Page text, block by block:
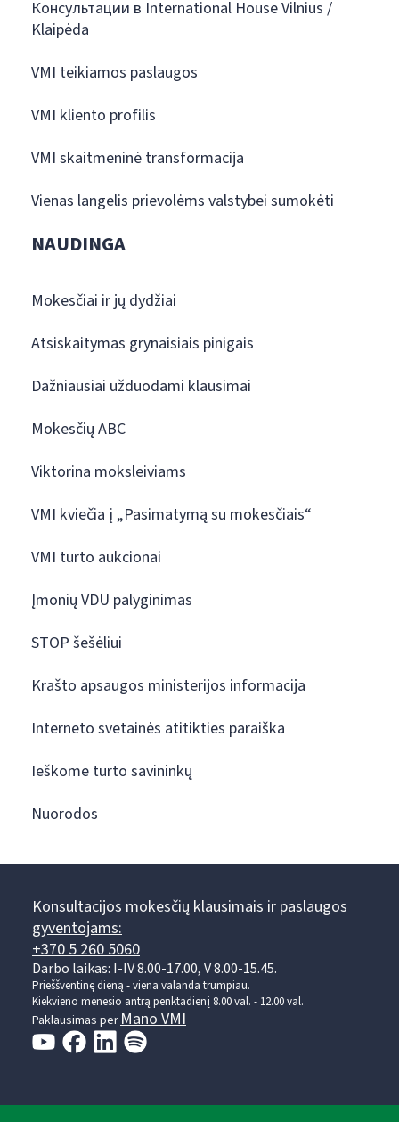
Консультации в International House Vilnius /
Klaipėda
VMI teikiamos paslaugos
VMI kliento profilis
VMI skaitmeninė transformacija
Vienas langelis prievolėms valstybei sumokėti
NAUDINGA
Mokesčiai ir jų dydžiai
Atsiskaitymas grynaisiais pinigais
Dažniausiai užduodami klausimai
Mokesčių ABC
Viktorina moksleiviams
VMI kviečia į „Pasimatymą su mokesčiais“
VMI turto aukcionai
Įmonių VDU palyginimas
STOP šešėliui
Krašto apsaugos ministerijos informacija
Interneto svetainės atitikties paraiška
Ieškome turto savininkų
Nuorodos
Konsultacijos mokesčių klausimais ir paslaugos
gyventojams:
+370 5 260 5060
Darbo laikas: I-IV 8.00-17.00, V 8.00-15.45.
Prieššventinę dieną - viena valanda trumpiau.
Kiekvieno mėnesio antrą penktadienį 8.00 val. - 12.00 val.
Paklausimas perMano VMI